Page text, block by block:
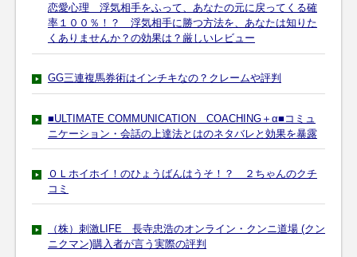
恋愛心理 浮気相手をふって、あなたの元に戻ってくる確
率１００％！？ 浮気相手に勝つ方法を、あなたは知りた
くありませんか？の効果は？厳しいレビュー
GG三連複馬券術はインチキなの？クレームや評判
■ULTIMATE COMMUNICATION COACHING＋α■コミュ
ニケーション・会話の上達法とはのネタバレと効果を暴露
ＯＬホイホイ！のひょうばんはうそ！？ ２ちゃんのクチ
コミ
（株）刺激LIFE 長寺忠浩のオンライン・クンニ道場 (クン
ニクマン)購入者が言う実際の評判